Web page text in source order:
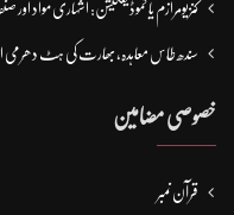
کنزیومرازم یا کموڈیفکیشن: اشہاری مواد
سندھ طاس معاہدہ، بھارت کی ہٹ دھرمی
خصوصی مضامین
قرآن نمبر